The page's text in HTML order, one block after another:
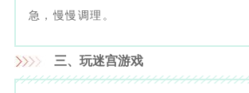
急，慢慢调理。
三、玩迷宫游戏